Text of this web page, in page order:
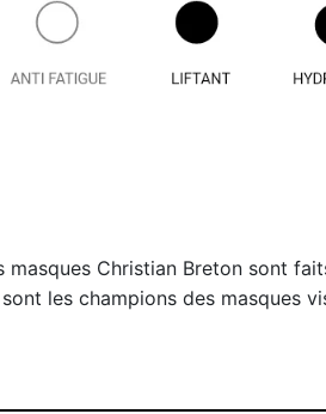
Christian Breton sont
les champions des masques